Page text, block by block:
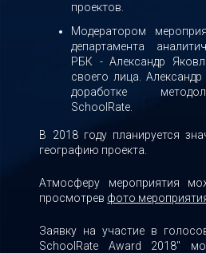
проектов.
Модератором
департамента
РБК - Александр
своего лица.
доработке
SchoolRate.
В 2018 году планируется
географию проекта.
Атмосферу мероприятия
просмотрев фото
Заявку на участие в
SchoolRate Award 2018"